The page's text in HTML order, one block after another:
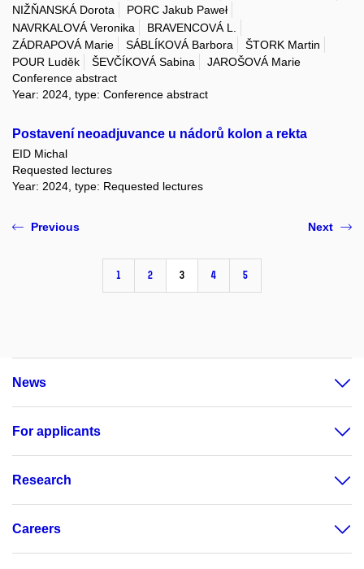
NIŽŇANSKÁ Dorota
PORC Jakub Paweł
NAVRKALOVÁ Veronika
BRAVENCOVÁ L.
ZÁDRAPOVÁ Marie
SÁBLÍKOVÁ Barbora
ŠTORK Martin
POUR Luděk
ŠEVČÍKOVÁ Sabina
JAROŠOVÁ Marie
Conference abstract
Year: 2024, type: Conference abstract
Postavení neoadjuvance u nádorů kolon a rekta
EID Michal
Requested lectures
Year: 2024, type: Requested lectures
Previous
1 2 3 4 5
Next
News
For applicants
Research
Careers